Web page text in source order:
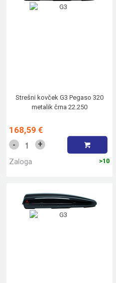
Strešni kovček G3 Pegaso 320
metalik črna 22.250
168,59 €
- +
Zaloga >10